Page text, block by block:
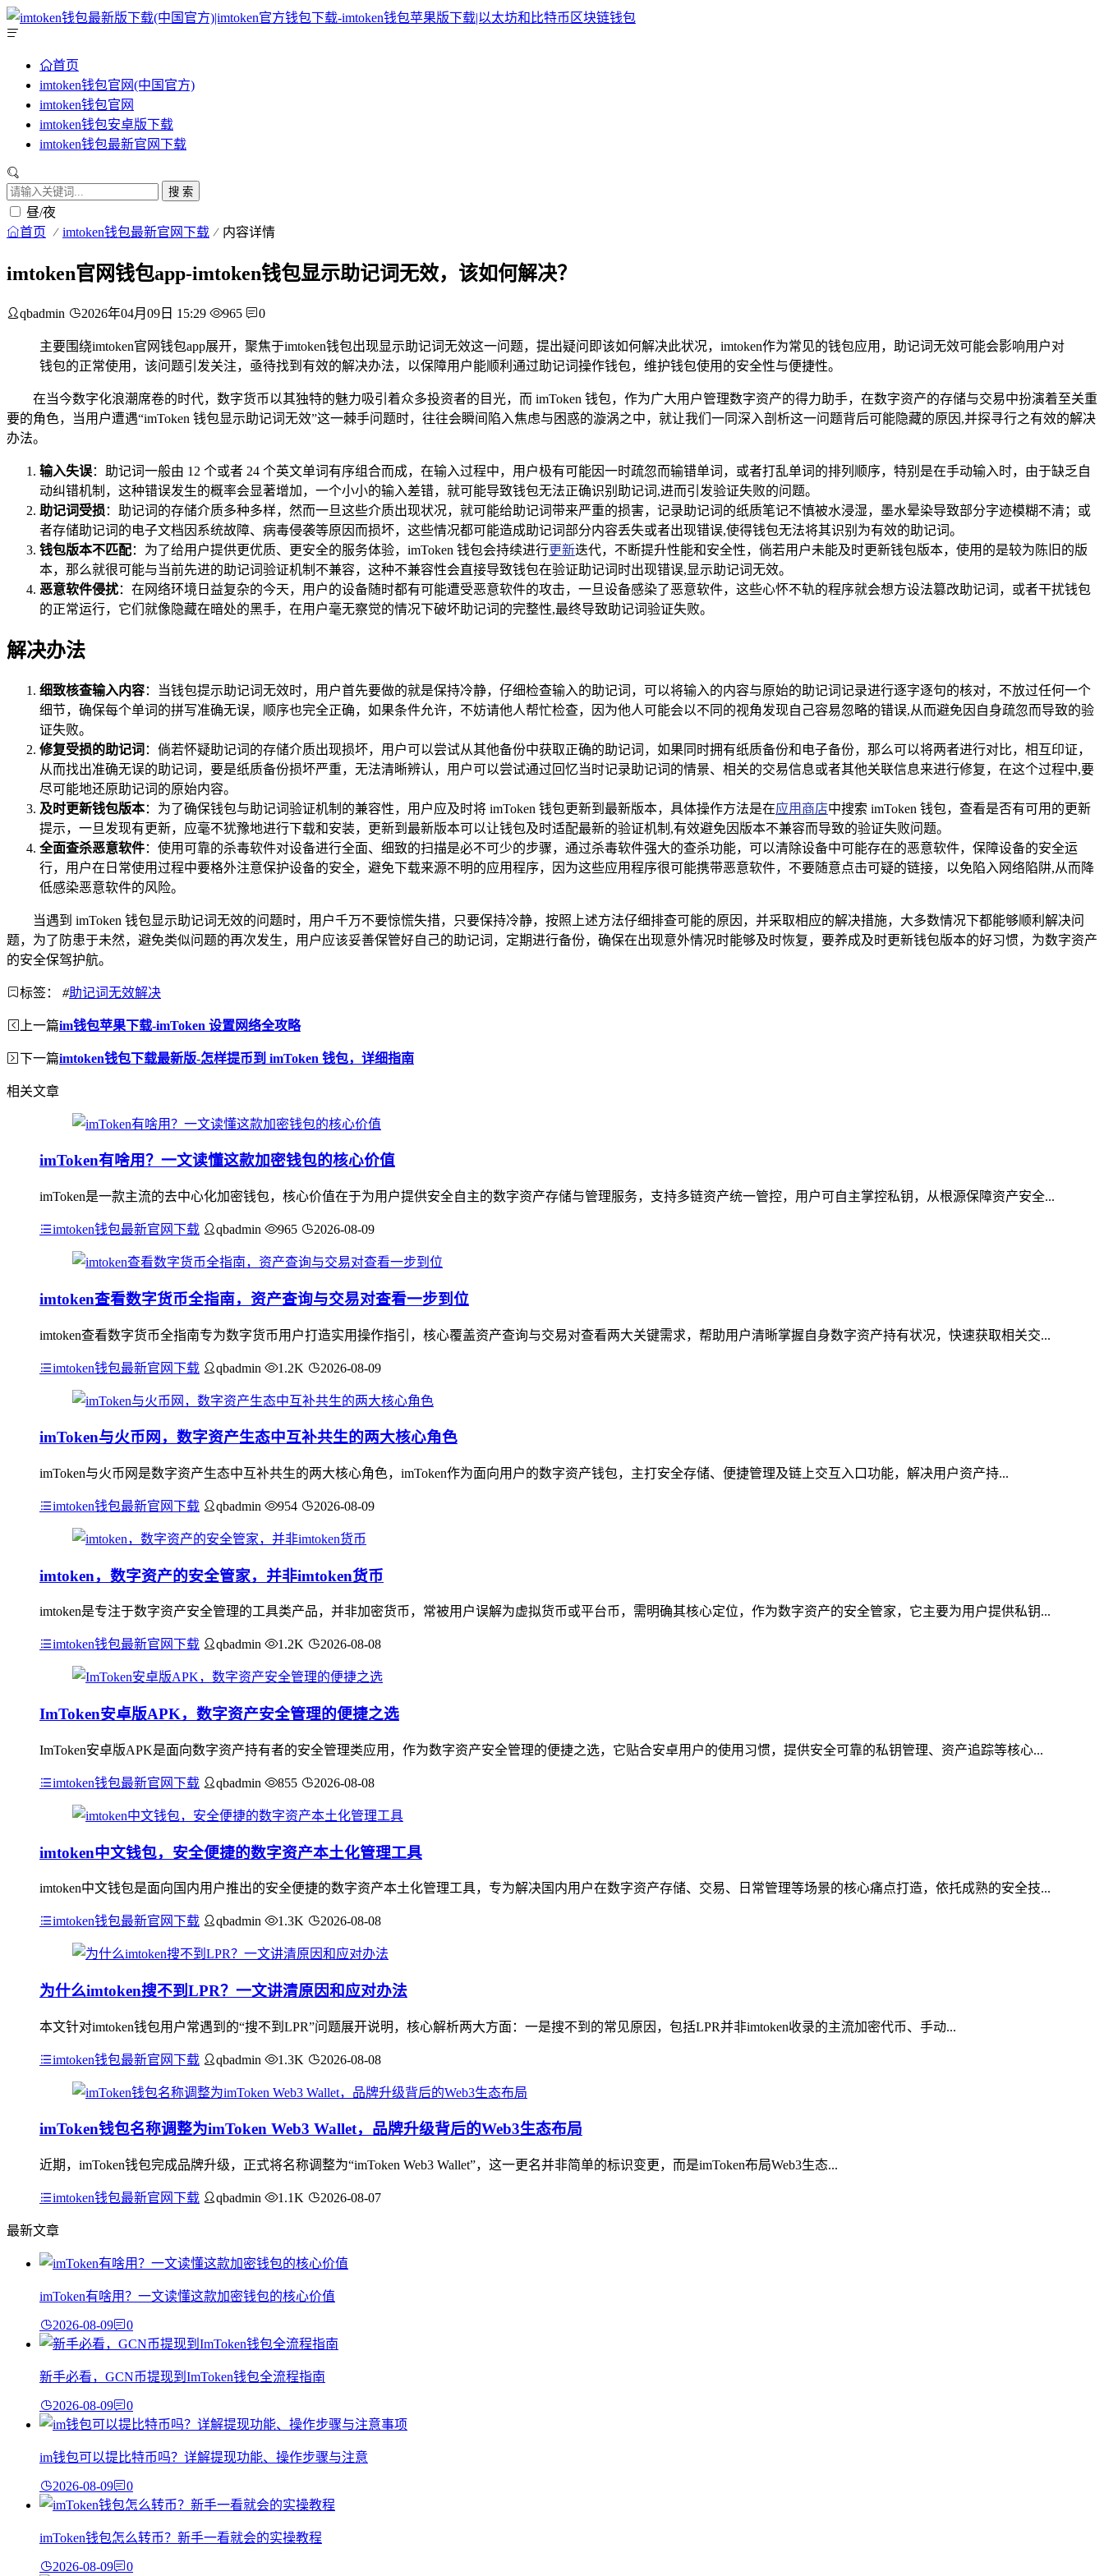
首页
imtoken钱包官网(中国官方)
imtoken钱包官网
imtoken钱包安卓版下载
imtoken钱包最新官网下载
搜 索
昼/夜
首页 imtoken钱包最新官网下载 内容详情
imtoken官网钱包app-imtoken钱包显示助记词无效，该如何解决？
qbadmin 2026年04月09日 15:29 965 0
主要围绕imtoken官网钱包app展开，聚焦于imtoken钱包出现显示助记词无效这一问题，提出疑问即该如何解决此状况，imtoken作为常见的钱包应用，助记词无效可能会影响用户对
钱包的正常使用，该问题引发关注，亟待找到有效的解决办法，以保障用户能顺利通过助记词操作钱包，维护钱包使用的安全性与便捷性。
在当今数字化浪潮席卷的时代，数字货币以其独特的魅力吸引着众多投资者的目光，而 imToken 钱包，作为广大用户管理数字资产的得力助手，在数字资产的存储与交易中扮演着至关重
要的角色，当用户遭遇“imToken 钱包显示助记词无效”这一棘手问题时，往往会瞬间陷入焦虑与困惑的漩涡之中，就让我们一同深入剖析这一问题背后可能隐藏的原因,并探寻行之有效的解决
办法。
输入失误：助记词一般由 12 个或者 24 个英文单词有序组合而成，在输入过程中，用户极有可能因一时疏忽而输错单词，或者打乱单词的排列顺序，特别是在手动输入时，由于缺乏自
动纠错机制，这种错误发生的概率会显著增加，一个小小的输入差错，就可能导致钱包无法正确识别助记词,进而引发验证失败的问题。
助记词受损 ：助记词的存储介质多种多样，然而一旦这些介质出现状况，就可能给助记词带来严重的损害，记录助记词的纸质笔记不慎被水浸湿，墨水晕染导致部分字迹模糊不清；或
者存储助记词的电子文档因系统故障、病毒侵袭等原因而损坏，这些情况都可能造成助记词部分内容丢失或者出现错误,使得钱包无法将其识别为有效的助记词。
钱包版本不匹配：为了给用户提供更优质、更安全的服务体验，imToken 钱包会持续进行更新迭代，不断提升性能和安全性，倘若用户未能及时更新钱包版本，使用的是较为陈旧的版
本，那么就很可能与当前先进的助记词验证机制不兼容，这种不兼容性会直接导致钱包在验证助记词时出现错误,显示助记词无效。
恶意软件侵扰：在网络环境日益复杂的今天，用户的设备随时都有可能遭受恶意软件的攻击，一旦设备感染了恶意软件，这些心怀不轨的程序就会想方设法篡改助记词，或者干扰钱包
的正常运行，它们就像隐藏在暗处的黑手，在用户毫无察觉的情况下破坏助记词的完整性,最终导致助记词验证失败。
解决办法
细致核查输入内容：当钱包提示助记词无效时，用户首先要做的就是保持冷静，仔细检查输入的助记词，可以将输入的内容与原始的助记词记录进行逐字逐句的核对，不放过任何一个
细节，确保每个单词的拼写准确无误，顺序也完全正确，如果条件允许，不妨请他人帮忙检查，因为他人可能会以不同的视角发现自己容易忽略的错误,从而避免因自身疏忽而导致的验
证失败。
修复受损的助记词 ：倘若怀疑助记词的存储介质出现损坏，用户可以尝试从其他备份中获取正确的助记词，如果同时拥有纸质备份和电子备份，那么可以将两者进行对比，相互印证，
从而找出准确无误的助记词，要是纸质备份损坏严重，无法清晰辨认，用户可以尝试通过回忆当时记录助记词的情景、相关的交易信息或者其他关联信息来进行修复，在这个过程中,要
尽可能地还原助记词的原始内容。
及时更新钱包版本：为了确保钱包与助记词验证机制的兼容性，用户应及时将 imToken 钱包更新到最新版本，具体操作方法是在应用商店中搜索 imToken 钱包，查看是否有可用的更新
提示，一旦发现有更新，应毫不犹豫地进行下载和安装，更新到最新版本可以让钱包及时适配最新的验证机制,有效避免因版本不兼容而导致的验证失败问题。
全面查杀恶意软件：使用可靠的杀毒软件对设备进行全面、细致的扫描是必不可少的步骤，通过杀毒软件强大的查杀功能，可以清除设备中可能存在的恶意软件，保障设备的安全运
行，用户在日常使用过程中要格外注意保护设备的安全，避免下载来源不明的应用程序，因为这些应用程序很可能携带恶意软件，不要随意点击可疑的链接，以免陷入网络陷阱,从而降
低感染恶意软件的风险。
当遇到 imToken 钱包显示助记词无效的问题时，用户千万不要惊慌失措，只要保持冷静，按照上述方法仔细排查可能的原因，并采取相应的解决措施，大多数情况下都能够顺利解决问
题，为了防患于未然，避免类似问题的再次发生，用户应该妥善保管好自己的助记词，定期进行备份，确保在出现意外情况时能够及时恢复，要养成及时更新钱包版本的好习惯，为数字资产
的安全保驾护航。
标签： #助记词无效解决
上一篇im钱包苹果下载-imToken 设置网络全攻略
下一篇imtoken钱包下载最新版-怎样提币到 imToken 钱包，详细指南
相关文章
imToken有啥用？一文读懂这款加密钱包的核心价值
imToken是一款主流的去中心化加密钱包，核心价值在于为用户提供安全自主的数字资产存储与管理服务，支持多链资产统一管控，用户可自主掌控私钥，从根源保障资产安全...
imtoken钱包最新官网下载 qbadmin 965 2026-08-09
imtoken查看数字货币全指南，资产查询与交易对查看一步到位
imtoken查看数字货币全指南专为数字货币用户打造实用操作指引，核心覆盖资产查询与交易对查看两大关键需求，帮助用户清晰掌握自身数字资产持有状况，快速获取相关交...
imtoken钱包最新官网下载 qbadmin 1.2K 2026-08-09
imToken与火币网，数字资产生态中互补共生的两大核心角色
imToken与火币网是数字资产生态中互补共生的两大核心角色，imToken作为面向用户的数字资产钱包，主打安全存储、便捷管理及链上交互入口功能，解决用户资产持...
imtoken钱包最新官网下载 qbadmin 954 2026-08-09
imtoken，数字资产的安全管家，并非imtoken货币
imtoken是专注于数字资产安全管理的工具类产品，并非加密货币，常被用户误解为虚拟货币或平台币，需明确其核心定位，作为数字资产的安全管家，它主要为用户提供私钥...
imtoken钱包最新官网下载 qbadmin 1.2K 2026-08-08
ImToken安卓版APK，数字资产安全管理的便捷之选
ImToken安卓版APK是面向数字资产持有者的安全管理类应用，作为数字资产安全管理的便捷之选，它贴合安卓用户的使用习惯，提供安全可靠的私钥管理、资产追踪等核心...
imtoken钱包最新官网下载 qbadmin 855 2026-08-08
imtoken中文钱包，安全便捷的数字资产本土化管理工具
imtoken中文钱包是面向国内用户推出的安全便捷的数字资产本土化管理工具，专为解决国内用户在数字资产存储、交易、日常管理等场景的核心痛点打造，依托成熟的安全技...
imtoken钱包最新官网下载 qbadmin 1.3K 2026-08-08
为什么imtoken搜不到LPR？一文讲清原因和应对办法
本文针对imtoken钱包用户常遇到的“搜不到LPR”问题展开说明，核心解析两大方面：一是搜不到的常见原因，包括LPR并非imtoken收录的主流加密代币、手动...
imtoken钱包最新官网下载 qbadmin 1.3K 2026-08-08
imToken钱包名称调整为imToken Web3 Wallet，品牌升级背后的Web3生态布局
近期，imToken钱包完成品牌升级，正式将名称调整为“imToken Web3 Wallet”，这一更名并非简单的标识变更，而是imToken布局Web3生态...
imtoken钱包最新官网下载 qbadmin 1.1K 2026-08-07
最新文章
imToken有啥用？一文读懂这款加密钱包的核心价值
2026-08-09 0
新手必看，GCN币提现到ImToken钱包全流程指南
2026-08-09 0
im钱包可以提比特币吗？详解提现功能、操作步骤与注意
2026-08-09 0
imToken钱包怎么转币？新手一看就会的实操教程
2026-08-09 0